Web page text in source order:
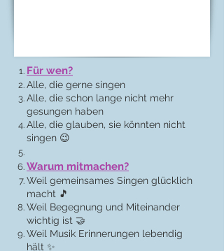
Für wen?
Alle, die gerne singen
Alle, die schon lange nicht mehr
gesungen haben
Alle, die glauben, sie könnten nicht
singen 😉
Warum mitmachen?
Weil gemeinsames Singen glücklich
macht 🎵
Weil Begegnung und Miteinander
wichtig ist 🤝
Weil Musik Erinnerungen lebendig
hält ✨